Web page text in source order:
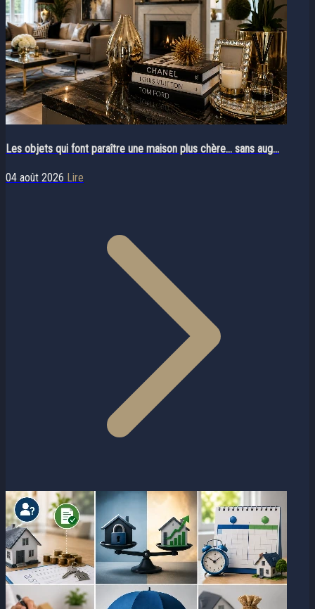
Les objets qui font paraître une maison plus chère… sans aug...
04 août 2026 Lire